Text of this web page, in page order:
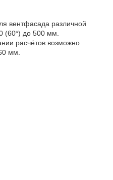
вентфасада различной
(60*) до 500 мм.
расчётов возможно
мм.